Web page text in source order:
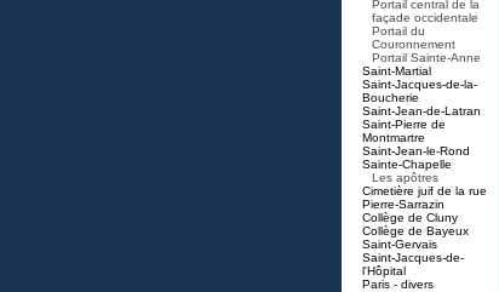
Portail central de la
façade occidentale
Portail du
Couronnement
Portail Sainte-Anne
Saint-Martial
Saint-Jacques-de-la-
Boucherie
Saint-Jean-de-Latran
Saint-Pierre de
Montmartre
Saint-Jean-le-Rond
Sainte-Chapelle
Les apôtres
Cimetière juif de la rue
Pierre-Sarrazin
Collège de Cluny
Collège de Bayeux
Saint-Gervais
Saint-Jacques-de-
l'Hôpital
Paris - divers